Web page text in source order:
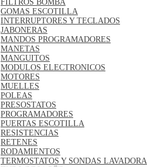
FILTROS BOMBA
GOMAS ESCOTILLA
INTERRUPTORES Y TECLADOS
JABONERAS
MANDOS PROGRAMADORES
MANETAS
MANGUITOS
MODULOS ELECTRONICOS
MOTORES
MUELLES
POLEAS
PRESOSTATOS
PROGRAMADORES
PUERTAS ESCOTILLA
RESISTENCIAS
RETENES
RODAMIENTOS
TERMOSTATOS Y SONDAS LAVADORA